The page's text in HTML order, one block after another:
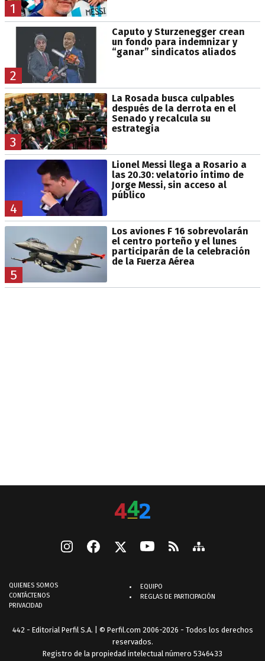
1
2
Caputo y Sturzenegger crean
un fondo para indemnizar y
“ganar” sindicatos aliados
3
La Rosada busca culpables
después de la derrota en el
Senado y recalcula su
estrategia
4
Lionel Messi llega a Rosario a
las 20.30: velatorio íntimo de
Jorge Messi, sin acceso al
público
5
Los aviones F 16 sobrevolarán
el centro porteño y el lunes
participarán de la celebración
de la Fuerza Aérea
QUIENES SOMOS
CONTÁCTENOS
PRIVACIDAD
EQUIPO
REGLAS DE PARTICIPACIÓN
442 - Editorial Perfil S.A. | © Perfil.com 2006-2026 - Todos los derechos
reservados.
Registro de la propiedad intelectual número 5346433